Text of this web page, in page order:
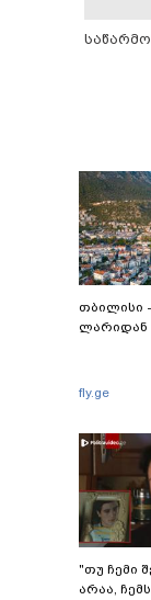
თბილისი
ლარიდან
fly.ge
"თუ ჩემი
არაა,